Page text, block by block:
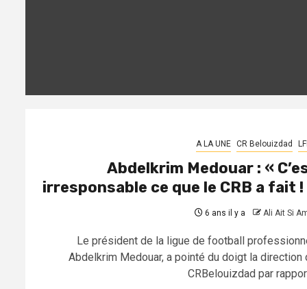
A LA UNE CR Belouizdad
Abdelkrim Medouar : «
irresponsable ce que le CRB a fait !
6 ans il y a Ali Ait Si
Le président de la ligue de football
Abdelkrim Medouar, a pointé du doigt la direction
CRBelouizdad par